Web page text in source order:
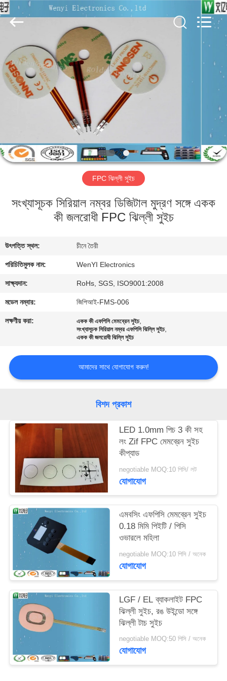
বাড়ি
পণ্য
কারখানা
যোগাযোগ
করুন
উদ্ধৃতির
আবেদন
সাইট
PRIVACY
POLICY
Jinyuanhang
Electronic
Technology
Co.,
Reserved.
FPC ঝিল্লী সুইচ
সংখ্যাসূচক সিরিয়াল নম্বর ডিজিটাল মুদ্রণ সঙ্গে একক
কী জলরোধী FPC ঝিল্লী সুইচ
উৎপত্তি স্থল: চীনে তৈরী
পরিচিতিমুলক নাম: WenYI Electronics
সাক্ষ্যদান: RoHs, SGS, ISO9001:2008
মডেল নম্বার: জিপিআই-FMS-006
লক্ষণীয় করা: একক কী এফপিসি মেমব্রেন সুইচ,
সংখ্যাসূচক সিরিয়াল নম্বর এফপিসি ঝিল্লি সুইচ,
একক কী জলরোধী ঝিল্লি সুইচ
আমাদের সাথে যোগাযোগ করুন!
বিশদ প্রকাশ
LED 1.0mm পিচ 3 কী সহ
লং Zif FPC মেমব্রেন সুইচ
কীপ্যাড
negotiable MOQ:10 পিসি/ লট
যোগাযোগ
এমবসিং এফপিসি মেমব্রেন সুইচ
0.18 মিমি পিইটি / পিসি
ওভারলে মহিলা
negotiable MOQ:10 পিসি / অনেক
যোগাযোগ
LGF / EL ব্যাকলাইট FPC
ঝিল্লী সুইচ, রঙ উইন্ডো সঙ্গে
ঝিল্লী টাচ সুইচ
negotiable MOQ:50 পিসি / অনেক
যোগাযোগ